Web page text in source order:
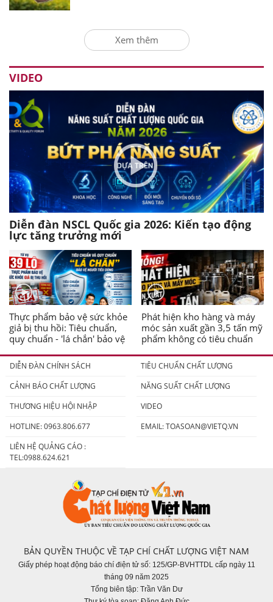
Xem thêm
VIDEO
Diễn đàn NSCL Quốc gia 2026: Kiến tạo động
lực tăng trưởng mới
Thực phẩm bảo vệ sức khỏe
giả bị thu hồi: Tiêu chuẩn,
quy chuẩn - 'lá chắn' bảo vệ
Phát hiện kho hàng và máy
móc sản xuất gần 3,5 tấn mỹ
phẩm không có tiêu chuẩn
DIỄN ĐÀN CHÍNH SÁCH
TIÊU CHUẨN CHẤT LƯỢNG
CẢNH BÁO CHẤT LƯỢNG
NĂNG SUẤT CHẤT LƯỢNG
THƯƠNG HIỆU HỘI NHẬP
VIDEO
HOTLINE: 0963.806.677
EMAIL:TOASOAN@VIETQ.VN
LIÊN HỆ QUẢNG CÁO :
TEL:0988.624.621
BẢN QUYỀN THUỘC VỀ TẠP CHÍ CHẤT LƯỢNG VIỆT NAM
Giấy phép hoạt động báo chí điện tử số: 125/GP-BVHTTDL cấp ngày 11
tháng 09 năm 2025
Tổng biên tập: Trần Văn Dư